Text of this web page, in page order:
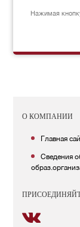
Нажимая
О КОМПАНИИ
Главная
Сведения